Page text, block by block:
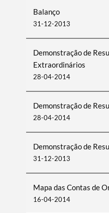
Balanço
31-12-2013
Demonstração de
Extraordinários
28-04-2014
Demonstração de
28-04-2014
Demonstração de
31-12-2013
Mapa das Contas de
16-04-2014